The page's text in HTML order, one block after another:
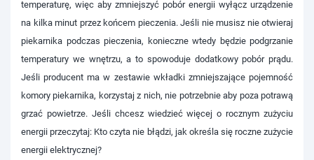
temperaturę, więc aby zmniejszyć pobór energii wyłącz urządzenie
na kilka minut przez końcem pieczenia. Jeśli nie musisz nie otwieraj
piekarnika podczas pieczenia, konieczne wtedy będzie podgrzanie
temperatury we wnętrzu, a to spowoduje dodatkowy pobór prądu.
Jeśli producent ma w zestawie wkładki zmniejszające pojemność
komory piekarnika, korzystaj z nich, nie potrzebnie aby poza potrawą
grzać powietrze. Jeśli chcesz wiedzieć więcejo rocznym zużyciu
energii przeczytaj: Kto czyta nie błądzi, jak określa się roczne zużycie
energii elektrycznej?